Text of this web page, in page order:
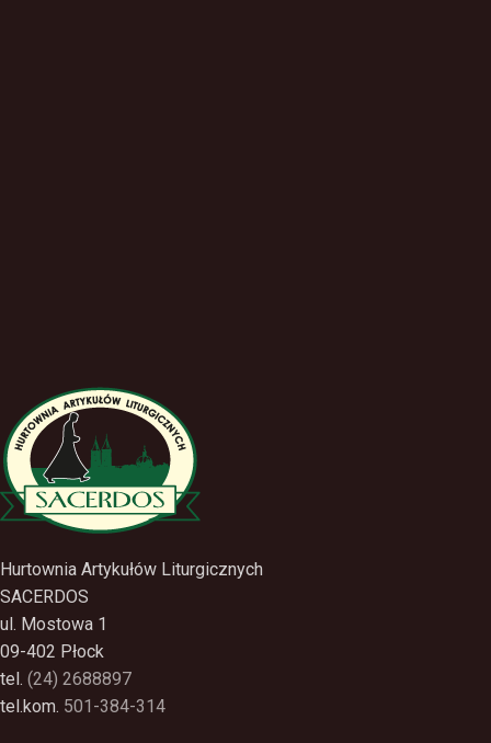
Hurtownia Artykułów Liturgicznych
SACERDOS
ul. Mostowa 1
09-402 Płock
tel. (24) 2688897
tel.kom. 501-384-314